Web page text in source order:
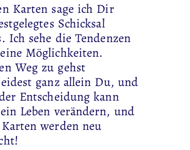
Karten sage ich Dir
Schicksal
Ich sehe die Tendenzen
Möglichkeiten.
Weg zu gehst
ganz allein Du, und
Entscheidung kann
Leben verändern, und
werden neu